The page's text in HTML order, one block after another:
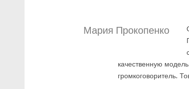
Мария Прокопенко
качественную
громкоговоритель.